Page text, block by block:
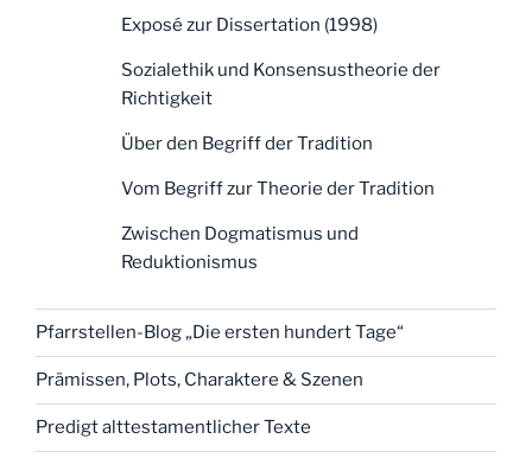
Exposé zur Dissertation (1998)
Sozialethik und Konsensustheorie der
Richtigkeit
Über den Begriff der Tradition
Vom Begriff zur Theorie der Tradition
Zwischen Dogmatismus und
Reduktionismus
Pfarrstellen-Blog „Die ersten hundert Tage“
Prämissen, Plots, Charaktere & Szenen
Predigt alttestamentlicher Texte